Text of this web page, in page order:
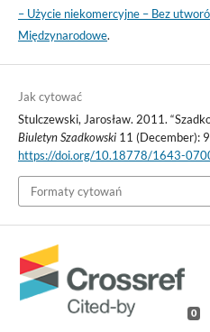
– Użycie niekomercyjne – Bez
Międzynarodowe.
Jak cytować
Stulczewski, Jarosław. 2011.
Biuletyn Szadkowski11 (December):
https://doi.org/10.18778/1643-
Formaty cytowań
0